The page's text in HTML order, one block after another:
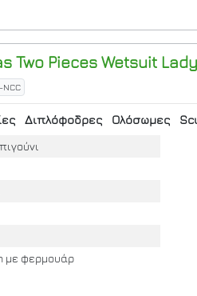
Two Pieces Wetsuit
NCC
Διπλόφοδρες Ολόσωμες
με φερμουάρ